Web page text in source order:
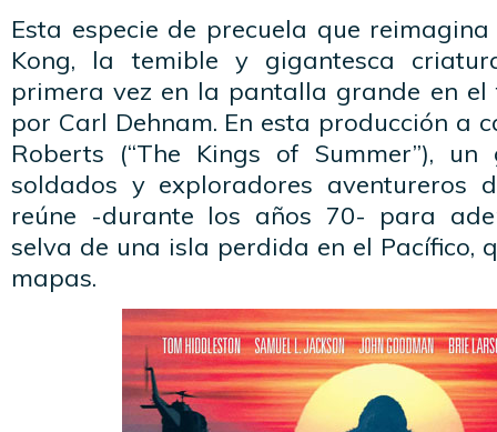
Esta especie de precuela que
Kong, la temible y gigantesca
primera vez en la pantalla grande en
por Carl Dehnam. En esta producción a
Roberts (“The Kings of Summer”),
soldados y exploradores aventureros
reúne -durante los años 70- para
selva de una isla perdida en el Pacífico,
mapas.